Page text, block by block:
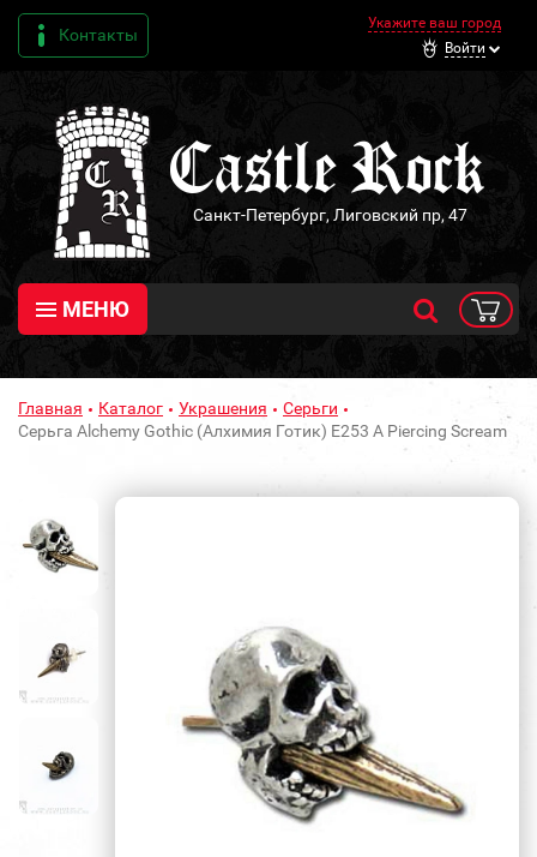
Контакты
Укажите ваш город
Войти
Санкт-Петербург, Лиговский пр, 47
МЕНЮ
Главная Каталог Украшения
Серьги
Серьга Alchemy Gothic (Алхимия Готик) E253 A Piercing Scream